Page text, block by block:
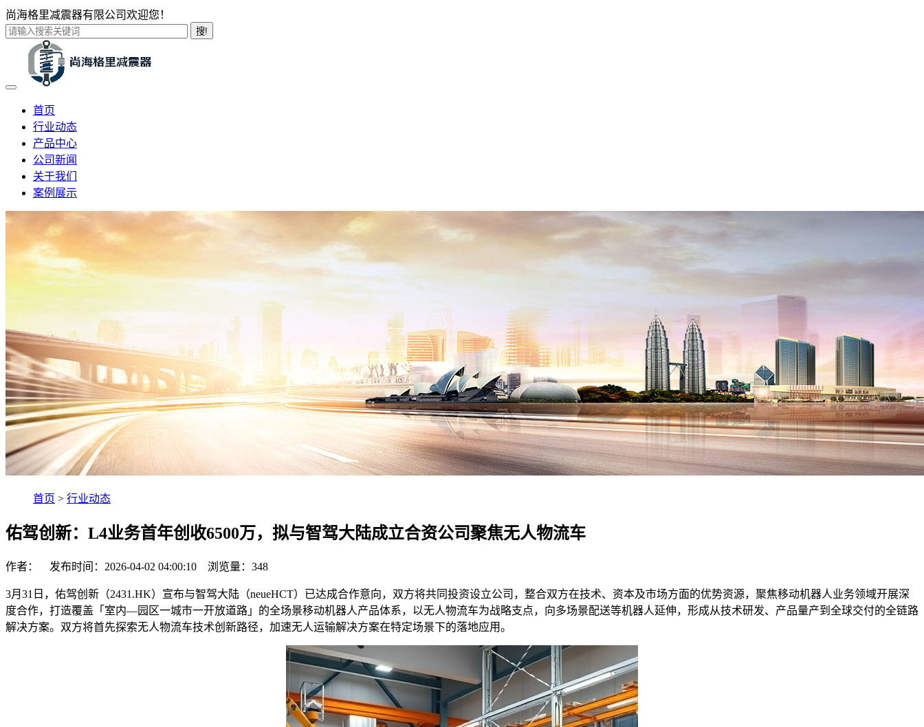
尚海格里减震器有限公司欢迎您！
搜!
首页
行业动态
产品中心
公司新闻
关于我们
案例展示
首页 > 行业动态
佑驾创新：L4业务首年创收6500万，拟与智驾大陆成立合资公司聚焦无人物流车
作者： 发布时间：2026-04-02 04:00:10 浏览量： 348
3月31日，佑驾创新（2431.HK）宣布与智驾大陆（neueHCT）已达成合作意向，双方将共同投资设立公司，整合双方在技术、资本及市场方面的优势资源，聚焦移动机器人业务领域开展深
度合作，打造覆盖「室内—园区一城市一开放道路」的全场景移动机器人产品体系，以无人物流车为战略支点，向多场景配送等机器人延伸，形成从技术研发、产品量产到全球交付的全链路
解决方案。双方将首先探索无人物流车技术创新路径，加速无人运输解决方案在特定场景下的落地应用。